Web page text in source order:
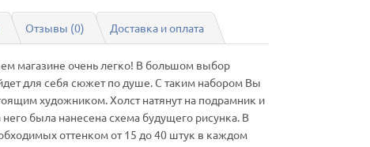
Отзывы (0) Доставка и оплата
магазине очень легко! В большом выбор
для себя сюжет по душе. С таким набором Вы
художником. Холст натянут на подрамник и
была нанесена схема будущего рисунка. В
оттенком от 15 до 40 штук в каждом